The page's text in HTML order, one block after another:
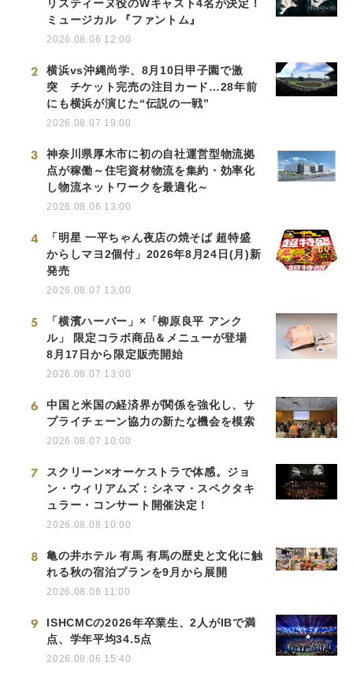
リスティーヌ役のWキャスト4名が決定！
ミュージカル 『ファントム』
2026.08.06 12:00
2
横浜vs沖縄尚学、8月10日甲子園で激
突 チケット完売の注目カード…28年前
にも横浜が演じた“伝説の一戦”
2026.08.07 19:00
3
神奈川県厚木市に初の自社運営型物流拠
点が稼働～住宅資材物流を集約・効率化
し物流ネットワークを最適化～
2026.08.06 13:00
4
「明星 一平ちゃん夜店の焼そば 超特盛
からしマヨ2個付」2026年8月24日(月)新
発売
2026.08.07 13:00
5
「横濱ハーバー」×「柳原良平 アンク
ル」 限定コラボ商品＆メニューが登場
8月17日から限定販売開始
2026.08.07 13:00
6
中国と米国の経済界が関係を強化し、サ
プライチェーン協力の新たな機会を模索
2026.08.07 10:00
7
スクリーン×オーケストラで体感。ジョ
ン・ウィリアムズ：シネマ・スペクタキ
ュラー・コンサート開催決定！
2026.08.08 10:00
8
亀の井ホテル 有馬 有馬の歴史と文化に触
れる秋の宿泊プランを9月から展開
2026.08.06 11:00
9
ISHCMCの2026年卒業生、2人がIBで満
点、学年平均34.5点
2026.08.06 15:40